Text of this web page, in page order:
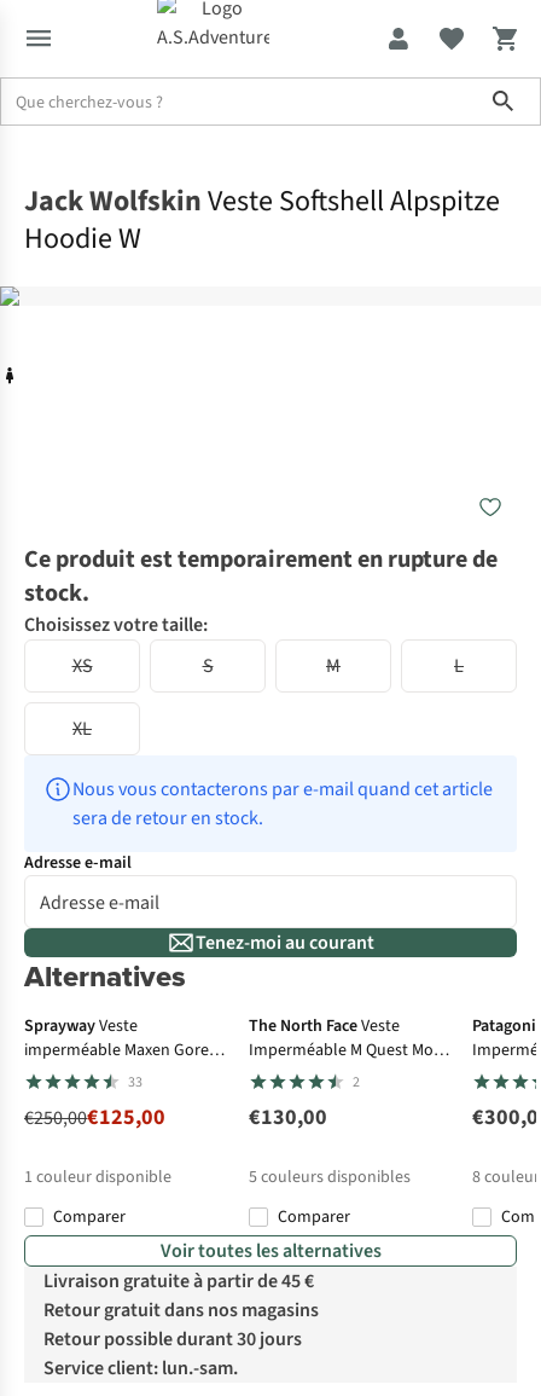
Jack WolfskinVeste Softshell Alpspitze
Hoodie W
Ce produit est temporairement en rupture de
stock.
Choisissez votre taille:
XS
S M L
XL
Nous vous contacterons par e-mail quand cet article
sera de retour en stock.
Adresse e-mail
Tenez-moi au courant
Alternatives
-50% Gore-Tex
SpraywayVeste
imperméable Maxen Gore-
Tex Jacket
33
€250,00€125,00
1 couleur disponible
Comparer
The North FaceVeste
Imperméable M Quest Mono
Jacket
2
€130,00
5couleurs disponibles
Comparer
3L Jacket
8
Voir toutes les alternatives
Livraison gratuite à partir de 45 €
Retour gratuit dans nos magasins
Retour possible durant 30 jours
Service client: lun.-sam.